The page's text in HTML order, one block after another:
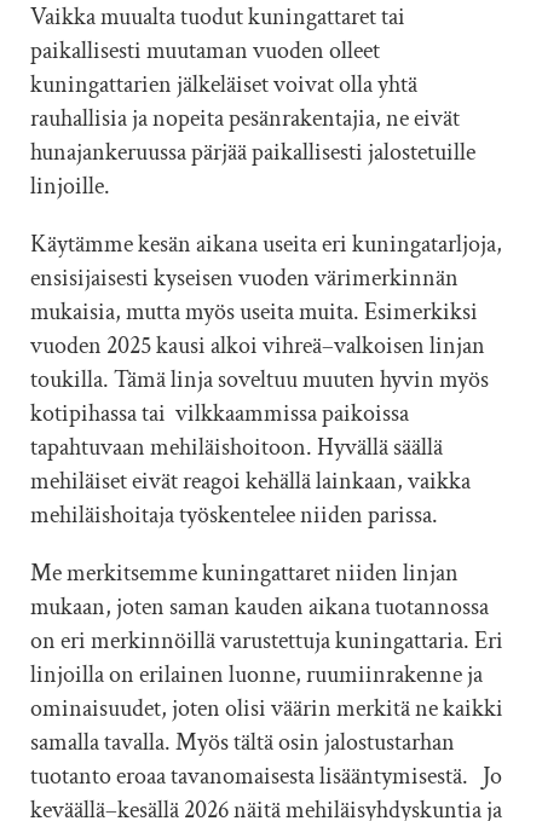
Vaikka muualta tuodut kuningattaret tai
paikallisesti muutaman vuoden olleet
kuningattarien jälkeläiset voivat olla yhtä
rauhallisia ja nopeita pesänrakentajia, ne eivät
hunajankeruussa pärjää paikallisesti jalostetuille
linjoille.
Käytämme kesän aikana useita eri kuningatarljoja,
ensisijaisesti kyseisen vuoden värimerkinnän
mukaisia, mutta myös useita muita. Esimerkiksi
vuoden 2025 kausi alkoi vihreä–valkoisen linjan
toukilla. Tämä linja soveltuu muuten hyvin myös
kotipihassa tai vilkkaammissa paikoissa
tapahtuvaan mehiläishoitoon. Hyvällä säällä
mehiläiset eivät reagoi kehällä lainkaan, vaikka
mehiläishoitaja työskentelee niiden parissa.
Me merkitsemme kuningattaret niiden linjan
mukaan, joten saman kauden aikana tuotannossa
on eri merkinnöillä varustettuja kuningattaria. Eri
linjoilla on erilainen luonne, ruumiinrakenne ja
ominaisuudet, joten olisi väärin merkitä ne kaikki
samalla tavalla. Myös tältä osin jalostustarhan
tuotanto eroaa tavanomaisesta lisääntymisestä. Jo
keväällä–kesällä 2026 näitä mehiläisyhdyskuntia ja